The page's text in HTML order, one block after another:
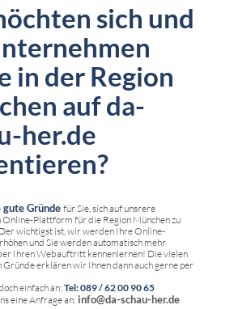
sich und
in der Region
auf da-
her.de
Gründe für Sie, sich auf unsrere
Plattform für die Region München zu
wichtigst ist, wir werden Ihre Online-
und Sie werden automatisch mehr
Ihren Webauftritt kennenlernen! Die vielen
Gründe erklären wir Ihnen dann auch gerne per
einfach an: Tel: 089 / 62 00 90 65
eine Anfrage an: info@da-schau-her.de